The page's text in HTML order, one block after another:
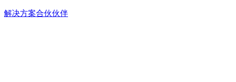
解决方案合伙伙伴